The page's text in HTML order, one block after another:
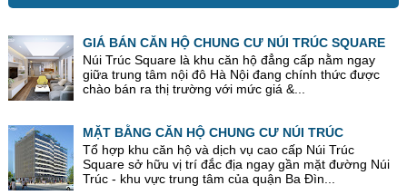
GIÁ BÁN CĂN HỘ CHUNG CƯ NÚI TRÚC SQUARE
Núi Trúc Square là khu căn hộ đẳng cấp nằm ngay
giữa trung tâm nội đô Hà Nội đang chính thức được
chào bán ra thị trường với mức giá &...
MẶT BẰNG CĂN HỘ CHUNG CƯ NÚI TRÚC
Tổ hợp khu căn hộ và dịch vụ cao cấp Núi Trúc
Square sở hữu vị trí đắc địa ngay gần mặt đường Núi
Trúc - khu vực trung tâm của quận Ba Đìn...